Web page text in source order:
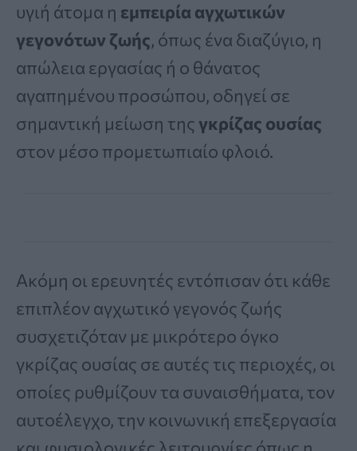
υγιή άτομα η εμπειρία αγχωτικών
γεγονότων ζωής, όπως ένα διαζύγιο, η
απώλεια εργασίας ή ο θάνατος
αγαπημένου προσώπου, οδηγεί σε
σημαντική μείωση τηςγκρίζας ουσίας
στον μέσο προμετωπιαίο φλοιό.
Ακόμη οι ερευνητές εντόπισαν ότι κάθε
επιπλέον αγχωτικό γεγονός ζωής
συσχετιζόταν με μικρότερο όγκο
γκρίζας ουσίας σε αυτές τις περιοχές, οι
οποίες ρυθμίζουν τα συναισθήματα, τον
αυτοέλεγχο, την κοινωνική επεξεργασία